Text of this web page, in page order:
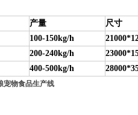
产量
尺寸
100-150kg/h
200-240kg/h
400-500kg/h
宠物食品生产线